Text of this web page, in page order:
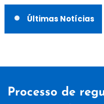
Últimas Notícias
Processo de